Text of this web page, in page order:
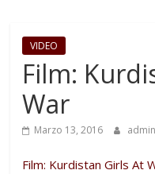
VIDEO
Film:
War
Marzo 13, 2016 admin
Film: Kurdistan Girls At